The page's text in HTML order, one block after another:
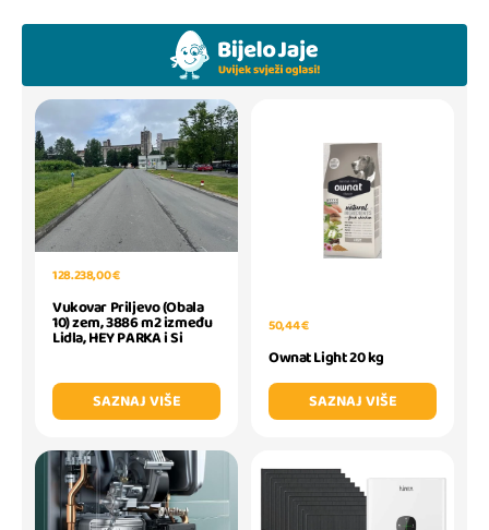
128.238,00 €
Vukovar Priljevo (Obala
10) zem, 3886 m2 između
Lidla, HEY PARKA i Si
SAZNAJ VIŠE
50,44 €
Ownat Light 20 kg
SAZNAJ VIŠE